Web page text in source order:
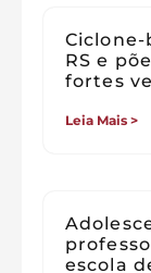
RS e
fortes
Leia Mais >
escola